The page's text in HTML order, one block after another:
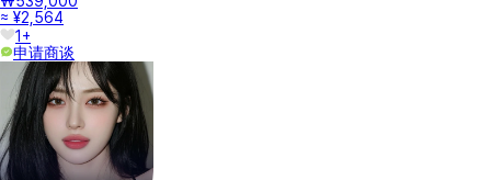
≈ ¥2,564
1+
申请商谈